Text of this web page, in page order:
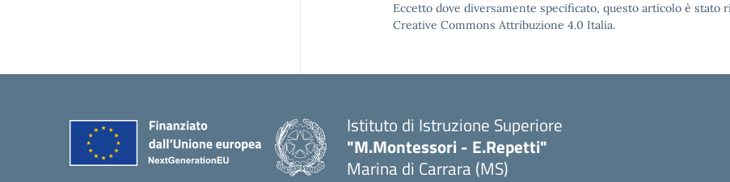
Eccetto dove diversamente specificato, questo articolo è stato
Creative Commons Attribuzione 4.0 Italia.
Istituto di Istruzione Superiore
"M.Montessori - E.Repetti"
Marina di Carrara (MS)